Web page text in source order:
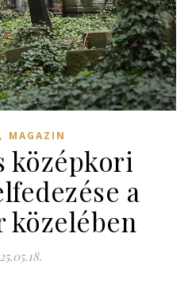
, MAGAZIN
középkori
a